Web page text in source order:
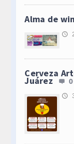
Alma de
🕔
Cerveza
Juárez 0
🕔